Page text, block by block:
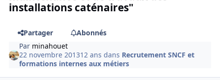
installations caténaires"
Partager
Abonnés
Par minahouet
22 novembre 201312 ans dans Recrutement SNCF et
formations internes aux métiers